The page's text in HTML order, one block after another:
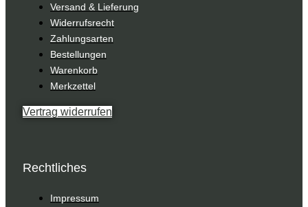
Versand & Lieferung
Widerrufsrecht
Zahlungsarten
Bestellungen
Warenkorb
Merkzettel
Vertrag widerrufen
Rechtliches
Impressum